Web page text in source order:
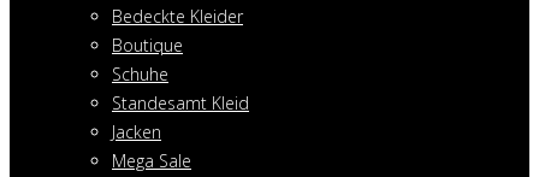
Bedeckte Kleider
Boutique
Schuhe
Standesamt Kleid
Jacken
Mega Sale